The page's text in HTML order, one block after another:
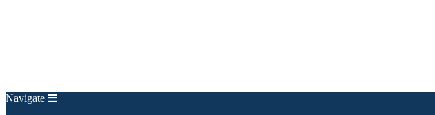
Navigate